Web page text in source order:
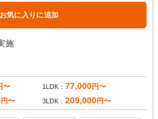
気に入りに追加
施
〜 1LDK 77,000円〜
円〜 3LDK 209,000円〜